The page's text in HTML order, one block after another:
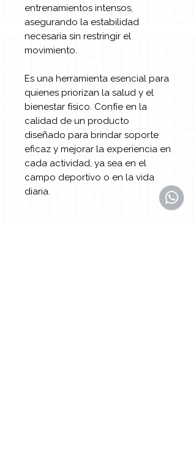
entrenamientos intensos,
asegurando la estabilidad
necesaria sin restringir el
movimiento.
Es una herramienta esencial para
quienes priorizan la salud y el
bienestar físico. Confíe en la
calidad de un producto
diseñado para brindar soporte
eficaz y mejorar la experiencia en
cada actividad, ya sea en el
campo deportivo o en la vida
diaria.